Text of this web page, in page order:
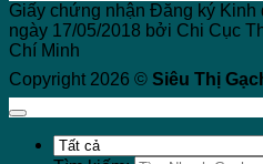
Giấy chứng nhận Đăng ký Kinh
ngày 17/05/2018 bởi Chi Cục
Chí Minh
Copyright 2026 © Siêu Thị